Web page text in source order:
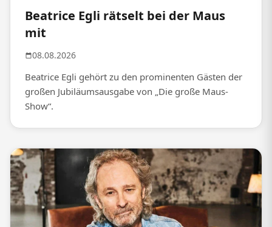
Beatrice Egli rätselt bei der Maus
mit
08.08.2026
Beatrice Egli gehört zu den prominenten Gästen der
großen Jubiläumsausgabe von „Die große Maus-
Show“.